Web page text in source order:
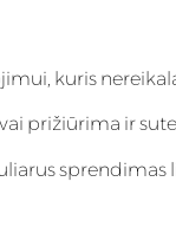
kuris
prižiūrima ir
sprendimas